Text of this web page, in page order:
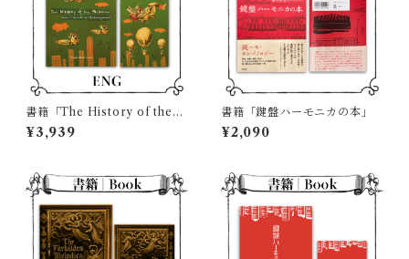
書籍「The History of the
Melodica」（国内発送限定Fi
rst limited edition版）
¥3,939
書籍「鍵盤ハーモニカの本」
¥2,090